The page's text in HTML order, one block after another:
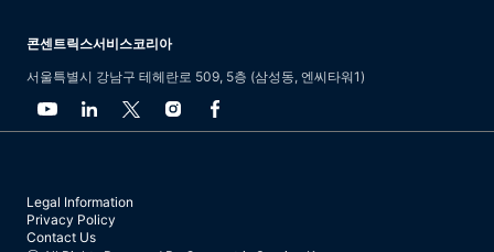
콘센트릭스서비스코리아
서울특별시 강남구 테헤란로 509, 5층 (삼성동, 엔씨타워1)
Legal Information
Privacy Policy
Contact Us